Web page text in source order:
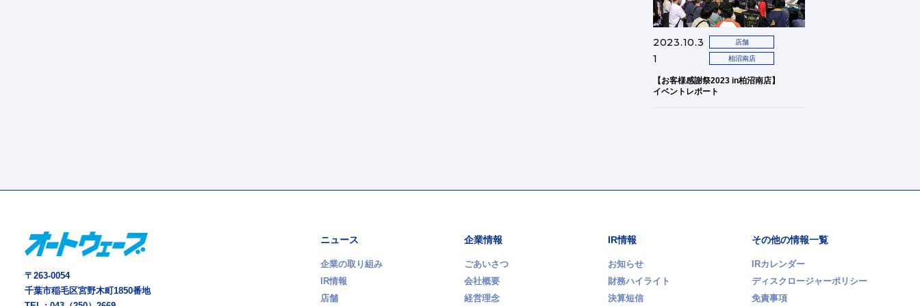
2023.10.3
1
店舗
柏沼南店
【お客様感謝祭2023 in柏沼南店】
イベントレポート
〒263-0054
千葉市稲毛区宮野木町1850番地
ニュース
企業の取り組み
IR情報
店舗
企業情報
ごあいさつ
会社概要
経営理念
IR情報
お知らせ
財務ハイライト
決算短信
その他の情報一覧
IRカレンダー
ディスクロージャーポリシー
免責事項